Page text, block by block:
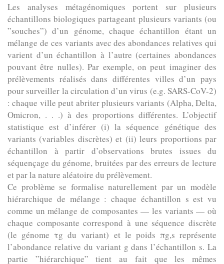
Les analyses métagénomiques portent sur plusieurs
échantillons biologiques partageant plusieurs variants (ou
”souches”) d’un génome, chaque échantillon étant un
mélange de ces variants avec des abondances relatives qui
varient d’un échantillon à l’autre (certaines abondances
pouvant être nulles). Par exemple, on peut imaginer des
prélèvements réalisés dans différentes villes d’un pays
pour surveiller la circulation d’un virus (e.g. SARS-CoV-2)
: chaque ville peut abriter plusieurs variants (Alpha, Delta,
Omicron, . . .) à des proportions différentes. L’objectif
statistique est d’inférer (i) la séquence génétique des
variants (variables discrètes) et (ii) leurs proportions par
échantillon à partir d’observations brutes issues du
séquençage du génome, bruitées par des erreurs de lecture
et par la nature aléatoire du prélèvement.
Ce problème se formalise naturellement par un modèle
hiérarchique de mélange : chaque échantillon s est vu
comme un mélange de composantes — les variants — où
chaque composante correspond à une séquence discrète
(le génome τg du variant) et le poids πg,s représente
l’abondance relative du variant g dans l’échantillon s. La
partie ”hiérarchique” tient au fait que les mêmes